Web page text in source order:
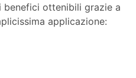
ottenibili grazie a
applicazione: